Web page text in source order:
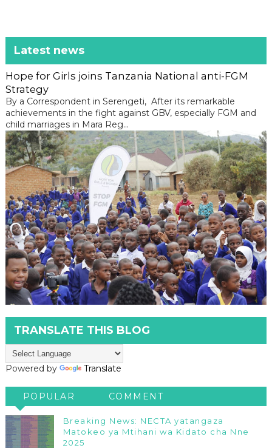
Latest news
Hope for Girls joins Tanzania National anti-FGM
Strategy
By a Correspondent in Serengeti, After its remarkable
achievements in the fight against GBV, especially FGM and
child marriages in Mara Reg...
TRANSLATE THIS BLOG
Powered by Translate
POPULAR COMMENT
Breaking News: NECTA yatangaza
Matokeo ya Mtihani wa Kidato cha Nne
2025